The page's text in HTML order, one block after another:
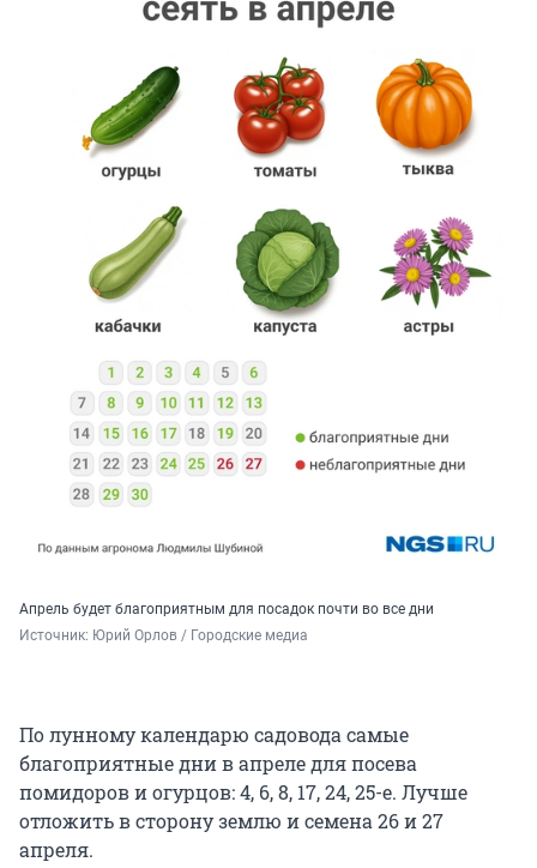
Апрель будет благоприятным для посадок почти во все дни
Источник: Юрий Орлов / Городские медиа
По лунному календарю садовода самые
благоприятные дни в апреле для посева
помидоров и огурцов:4, 6, 8, 17, 24, 25-е. Лучше
отложить в сторону землю и семена 26 и 27
апреля.